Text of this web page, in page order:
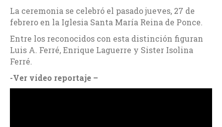
La ceremonia se celebró el pasado jueves, 27 de
febrero en la Iglesia Santa María Reina de Ponce.
Entre los reconocidos con esta distinción figuran
Luis A. Ferré, Enrique Laguerre y Sister Isolina
Ferré.
-Ver vídeo reportaje –